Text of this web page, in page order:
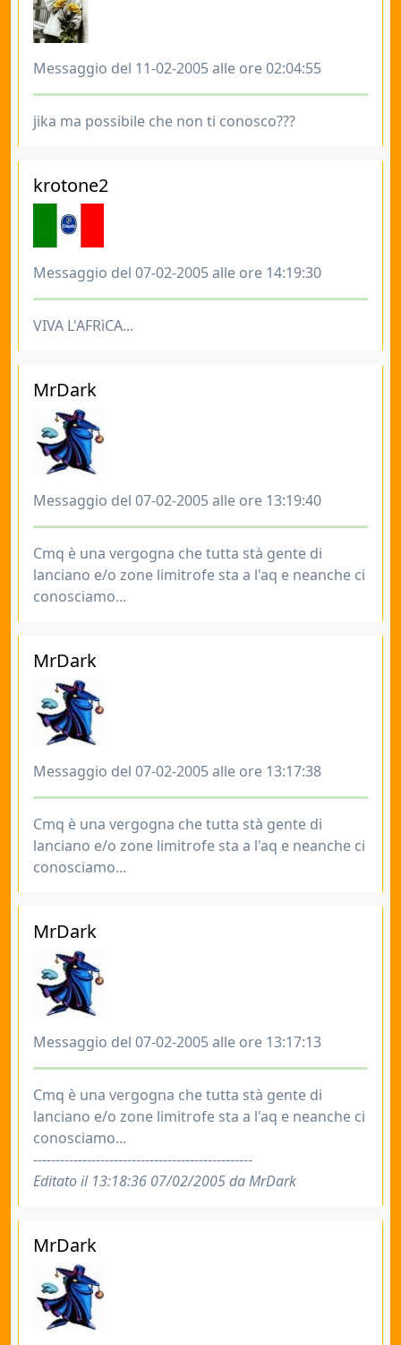
Messaggio del 11-02-2005 alle ore 02:04:55
jika ma possibile che non ti conosco???
krotone2
Messaggio del 07-02-2005 alle ore 14:19:30
VIVA L'AFRìCA...
MrDark
Messaggio del 07-02-2005 alle ore 13:19:40
Cmq è una vergogna che tutta stà gente di
lanciano e/o zone limitrofe sta a l'aq e neanche ci
conosciamo...
MrDark
Messaggio del 07-02-2005 alle ore 13:17:38
Cmq è una vergogna che tutta stà gente di
lanciano e/o zone limitrofe sta a l'aq e neanche ci
conosciamo...
MrDark
Messaggio del 07-02-2005 alle ore 13:17:13
Cmq è una vergogna che tutta stà gente di
lanciano e/o zone limitrofe sta a l'aq e neanche ci
conosciamo...
-------------------------------------------------
Editato il 13:18:36 07/02/2005 da MrDark
MrDark